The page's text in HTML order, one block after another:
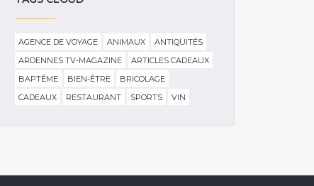
AGENCE DE VOYAGE ANIMAUX
ANTIQUITÉS
ARDENNES TV-MAGAZINE
ARTICLES CADEAUX
BAPTÊME
BIEN-ÊTRE
BRICOLAGE
CADEAUX
RESTAURANT SPORTS VIN